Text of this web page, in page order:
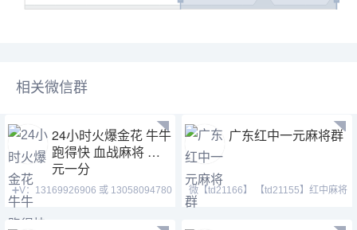
相关微信群
24小时火爆金花 牛牛
跑得快 血战麻将 一
元一分
➕V：13169926906 或 13058094780
QQ:3122617673 主
广东红中一元麻将群
微【td21166】 【td21155】红中麻将
群、跑得快群。群